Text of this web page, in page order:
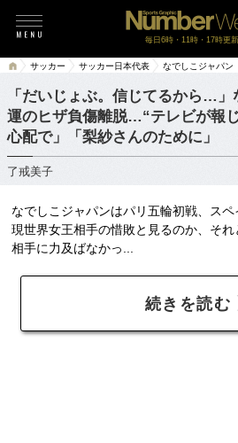
毎日6時・11時・17時更新
サッカー サッカー日本代表 なでしこジャパン
「だいじょぶ。信じてるから…
運のヒザ負傷離脱…“テレビが報
心配で」「梨紗さんのために」
了戒美子
なでしこジャパンはパリ五輪初戦、スペ
現世界女王相手の惜敗と見るのか、そ
相手に力及ばなかっ...
続きを読む